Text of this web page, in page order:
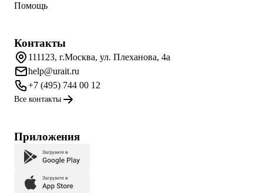
Помощь
Контакты
111123, г.Москва, ул. Плеханова, 4а
help@urait.ru
+7 (495) 744 00 12
Все контакты
Приложения